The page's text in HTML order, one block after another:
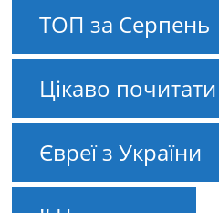
ТОП за Серпень
Цікаво почитати
Євреї з України